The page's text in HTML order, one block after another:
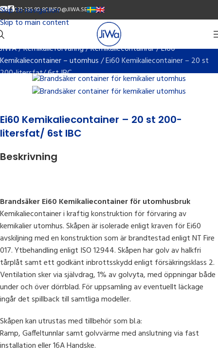
Skip to navigation
Skip to main content
YOUTUBE
FACEBOOK
031-335 90 80INFO@JIWA.SE SVENSKA
ENGLISH
JIWA/Kemikalieförvaring/Kemikaliecontainrar/Ei60
Kemikaliecontainer – utomhus/Ei60 Kemikaliecontainer – 20 st
200-litersfat/ 6st IBC
Ei60 Kemikaliecontainer – 20 st 200-
litersfat/ 6st IBC
Beskrivning
Brandsäker Ei60 Kemikaliecontainer för utomhusbruk
Kemikaliecontainer i kraftig konstruktion för förvaring av
kemikalier utomhus. Skåpen är isolerade enligt kraven för Ei60
avskiljning med en konstruktion som är brandtestad enligt NT Fire
017. Ytbehandling enligt ISO 12944. Skåpen har golv av halkfri
tårplåt samt ett godkänt inbrottsskydd enligt försäkringsklass 2.
Ventilation sker via självdrag, 1% av golvyta, med öppningar både
under och över dörrblad. För uppsamling av eventuellt läckage
ingår det spillback till samtliga modeller.
Skåpen kan utrustas med tillbehör som bl.a:
Ramp, Gaffeltunnlar samt golvvärme med anslutning via fast
installation eller 16A Handske.